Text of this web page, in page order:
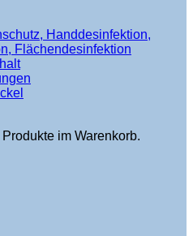
im Warenkorb.
Handdesinfektion,
Flächendesinfektion